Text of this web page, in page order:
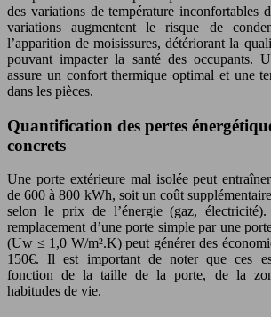
des variations de température inconfortables
variations augmentent le risque de
l’apparition de moisissures, détériorant la
pouvant impacter la santé des occupants.
assure un confort thermique optimal et une
dans les pièces.
Quantification des pertes
concrets
Une porte extérieure mal isolée peut
de 600 à 800 kWh, soit un coût
selon le prix de l’énergie (gaz,
remplacement d’une porte simple par une
(Uw ≤ 1,0 W/m².K) peut générer des
150€. Il est important de noter que ces
fonction de la taille de la porte, de la
habitudes de vie.